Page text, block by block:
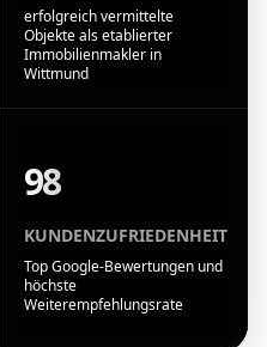
erfolgreich vermittelte
Objekte als etablierter
Immobilienmakler in
Wittmund
98
KUNDENZUFRIEDENHEIT
Top Google-Bewertungen und
höchste
Weiterempfehlungsrate